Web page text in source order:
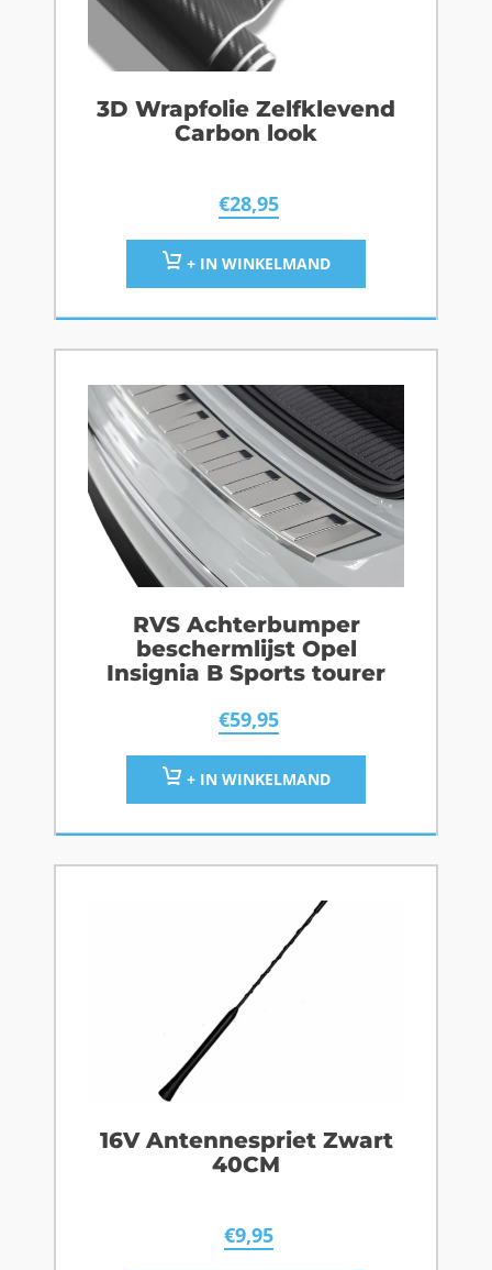
3D Wrapfolie Zelfklevend
Carbon look
€28,95
+ IN WINKELMAND
RVS Achterbumper
beschermlijst Opel
Insignia B Sports tourer
€59,95
+ IN WINKELMAND
16V Antennespriet Zwart
40CM
€9,95